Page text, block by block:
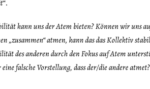
“.
kann uns der Atem bieten? Können wir uns
„zusammen“ atmen, kann das das Kollektiv
des anderen durch den Fokus auf Atem
falsche Vorstellung, dass der/die andere